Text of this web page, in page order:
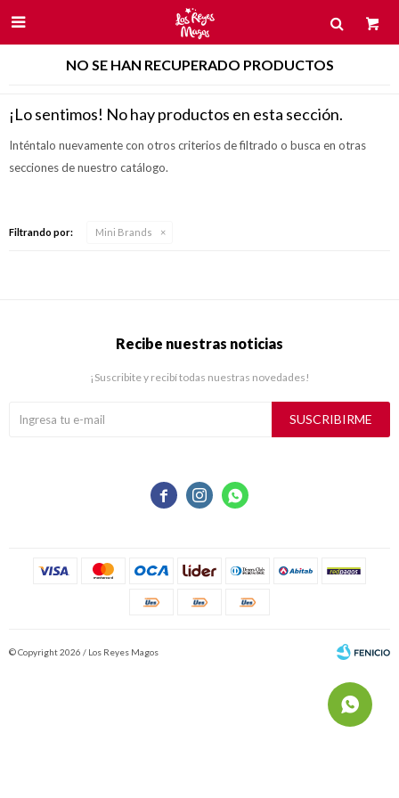

NO SE HAN RECUPERADO PRODUCTOS
¡Lo sentimos! No hay productos en esta sección.
Inténtalo nuevamente con otros criterios de filtrado o busca en otras
secciones de nuestro catálogo.
Filtrando por: Mini Brands
  
Recibe nuestras noticias
¡Suscribite y recibí todas nuestras novedades!
SUSCRIBIRME
© Copyright 2026 / Los Reyes Magos